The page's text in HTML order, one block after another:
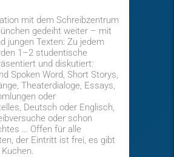
mit dem Schreibzentrum
gedeiht weiter – mit
jungen Texten: Zu jedem
1–2 studentische
und diskutiert:
Spoken Word, Short Storys,
Theaterdialoge, Essays,
oder
Deutsch oder Englisch,
oder schon
… Offen für alle
der Eintritt ist frei, es gibt